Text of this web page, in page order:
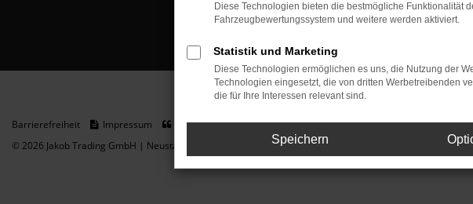
D-
Barrierefreiheit Impressum Datenschutz
Cookie Einstellungen
© 2026 Jakob Trading GmbH | Neustädter Straße 1 | DE-08223 Neustadt/Vogtland | fj@jakob-
Diese Technologien bieten die bestmögliche Funktionalität
Fahrzeugbewertungssystem und weitere werden aktiviert.
Statistik und Marketing
Diese Technologien ermöglichen es uns, die Nutzung der
Technologien eingesetzt, die von dritten Werbetreibenden
die für Ihre Interessen relevant sind.
Speichern